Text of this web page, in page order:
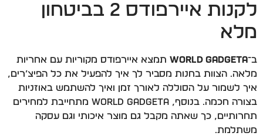
לקנות איירפודס 2 בביטחון
מלא
ב־World Gadgeta תמצא איירפודס מקוריות עם אחריות
מלאה. הצוות בחנות מסביר לך איך להפעיל את כל הפיצ’רים,
איך לשמור על הסוללה לאורך זמן ואיך להשתמש באוזניות
בצורה חכמה. בנוסף, World Gadgeta מתחייבת למחירים
תחרותיים, כך שאתה מקבל גם מוצר איכותי וגם עסקה
משתלמת.